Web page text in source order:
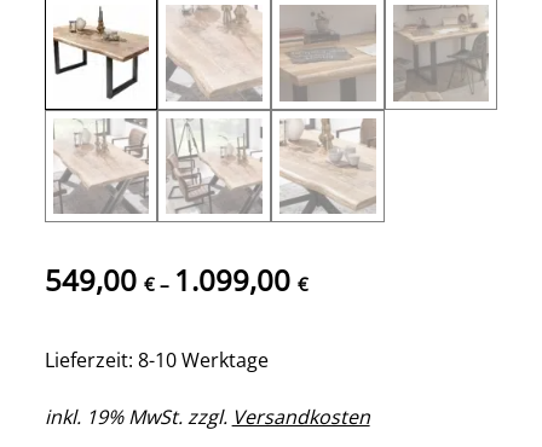
549,00 €– 1.099,00 €
Lieferzeit: 8-10 Werktage
inkl. 19% MwSt. zzgl. Versandkosten